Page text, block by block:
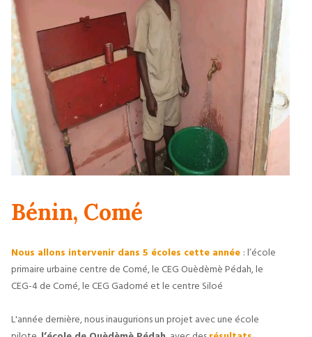
Bénin, Comé
Nous allons intervenir dans 5 écoles cette année : l’école
primaire urbaine centre de Comé, le CEG Ouèdèmè Pédah, le
CEG-4 de Comé, le CEG Gadomé et le centre Siloé
L'année dernière, nous inaugurions un projet avec une école